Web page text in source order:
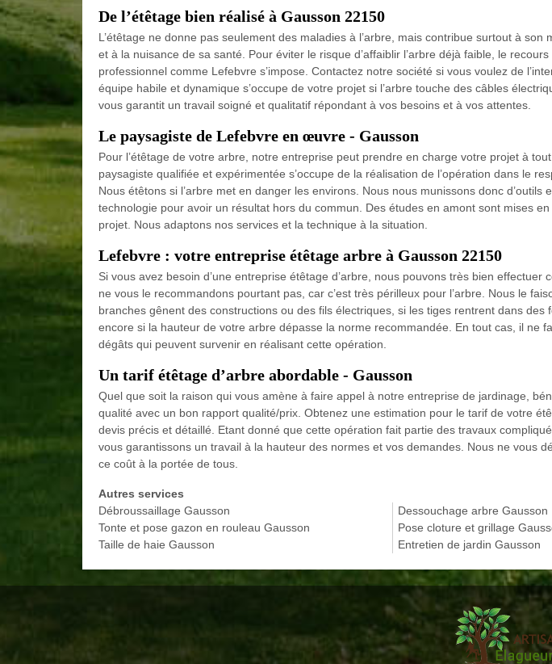
De l’étêtage bien réalisé à Gausson 22150
L’étêtage ne donne pas seulement des maladies à l’arbre, mais contribue surtout à son
et à la nuisance de sa santé. Pour éviter le risque d’affaiblir l’arbre déjà faible, le
professionnel comme Lefebvre s’impose. Contactez notre société si vous voulez de
équipe habile et dynamique s’occupe de votre projet si l’arbre touche des câbles
vous garantit un travail soigné et qualitatif répondant à vos besoins et à vos attentes.
Le paysagiste de Lefebvre en œuvre - Gausson
Pour l’étêtage de votre arbre, notre entreprise peut prendre en charge votre projet à
paysagiste qualifiée et expérimentée s’occupe de la réalisation de l’opération dans le
Nous étêtons si l’arbre met en danger les environs. Nous nous munissons donc d’outils
technologie pour avoir un résultat hors du commun. Des études en amont sont mises
projet. Nous adaptons nos services et la technique à la situation.
Lefebvre : votre entreprise étêtage arbre à Gausson 22150
Si vous avez besoin d’une entreprise étêtage d’arbre, nous pouvons très bien effectuer
ne vous le recommandons pourtant pas, car c’est très périlleux pour l’arbre. Nous le
branches gênent des constructions ou des fils électriques, si les tiges rentrent dans des
encore si la hauteur de votre arbre dépasse la norme recommandée. En tout cas, il ne
dégâts qui peuvent survenir en réalisant cette opération.
Un tarif étêtage d’arbre abordable - Gausson
Quel que soit la raison qui vous amène à faire appel à notre entreprise de jardinage,
qualité avec un bon rapport qualité/prix. Obtenez une estimation pour le tarif de votre
devis précis et détaillé. Etant donné que cette opération fait partie des travaux
vous garantissons un travail à la hauteur des normes et vos demandes. Nous ne vous
ce coût à la portée de tous.
Autres services
Débroussaillage Gausson
Tonte et pose gazon en rouleau Gausson
Taille de haie Gausson
Dessouchage arbre Gausson
Pose cloture et grillage
Entretien de jardin Gausson